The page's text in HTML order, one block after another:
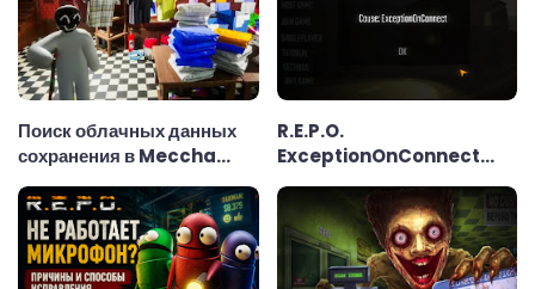
Поиск облачных данных
сохранения в Meccha
Chameleon: как
исправить ошибку Cloud
Save Error
R.E.P.O.
ExceptionOnConnect
ошибка — причины и
способы исправления